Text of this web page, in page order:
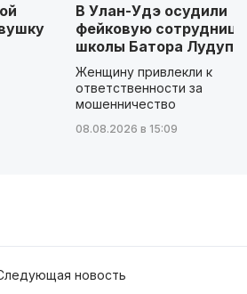
В Улан-Удэ осудили
фейковую сотрудницу
школы Батора
Женщину привлекли к
ответственности за
мошенничество
08.08.2026 в 15:09
новость